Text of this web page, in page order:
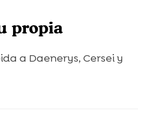
propia
a Daenerys, Cersei y